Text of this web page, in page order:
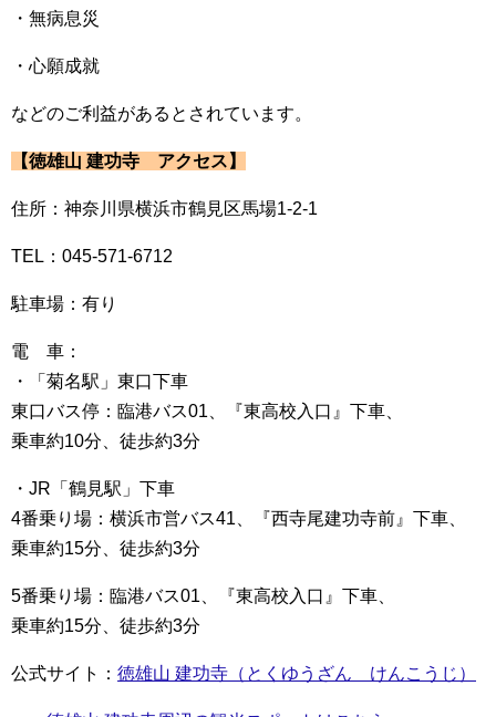
・無病息災
・心願成就
などのご利益があるとされています。
【徳雄山 建功寺 アクセス】
住所：神奈川県横浜市鶴見区馬場1-2-1
TEL：045-571-6712
駐車場：有り
電 車：
・「菊名駅」東口下車
東口バス停：臨港バス01、『東高校入口』下車、
乗車約10分、徒歩約3分
・JR「鶴見駅」下車
4番乗り場：横浜市営バス41、『西寺尾建功寺前』下車、
乗車約15分、徒歩約3分
5番乗り場：臨港バス01、『東高校入口』下車、
乗車約15分、徒歩約3分
公式サイト： 徳雄山 建功寺（とくゆうざん けんこうじ）